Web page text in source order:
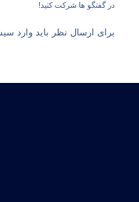
در گفتگو ها شرکت کنید!
برای ارسال نظر باید وارد